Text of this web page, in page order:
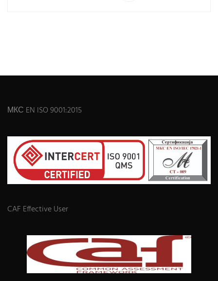
МКС EN ISO 9001:2015
CAF Effective User